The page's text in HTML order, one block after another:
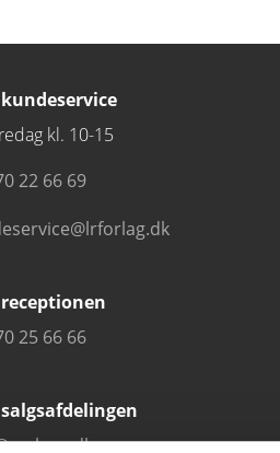
kl. 10-15
22 66 69
25 66 66